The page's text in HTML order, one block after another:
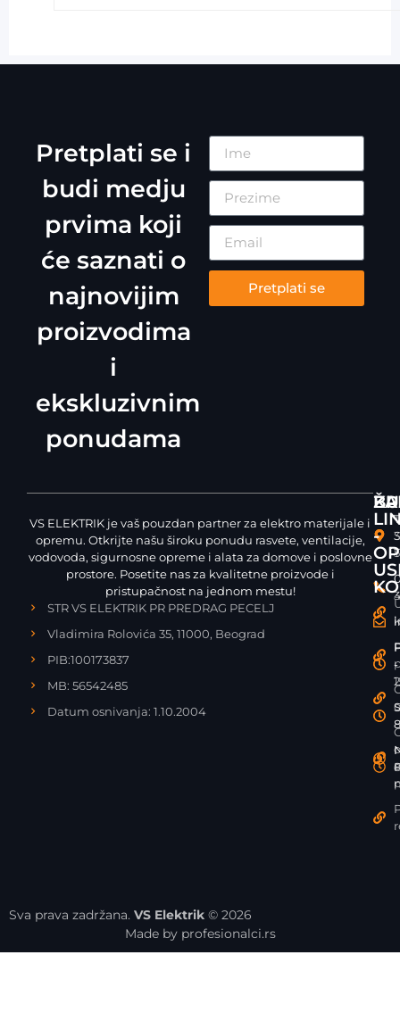
Pretplati se i
budi medju
prvima koji
će saznati o
najnovijim
proizvodima
i
ekskluzivnim
ponudama
Pretplati se
VS ELEKTRIK je vaš pouzdan partner za elektro materijale i
opremu. Otkrijte našu široku ponudu rasvete, ventilacije,
vodovoda, sigurnosne opreme i alata za domove i poslovne
prostore. Posetite nas za kvalitetne proizvode i
pristupačnost na jednom mestu!
STR VS ELEKTRIK PR PREDRAG PECELJ
Vladimira Rolovića 35, 11000, Beograd
PIB:100173837
MB: 56542485
Datum osnivanja: 1.10.2004
-
-
-
Sva prava zadržana. VS Elektrik © 2026
Made by profesionalci.rs